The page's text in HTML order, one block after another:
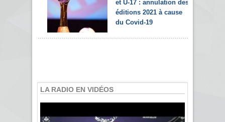
et U-17 : annulation des
éditions 2021 à cause
du Covid-19
LA RADIO EN VIDÉOS